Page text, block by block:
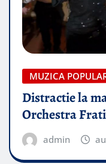
MUZICA
Distractie la
Orchestra
admin